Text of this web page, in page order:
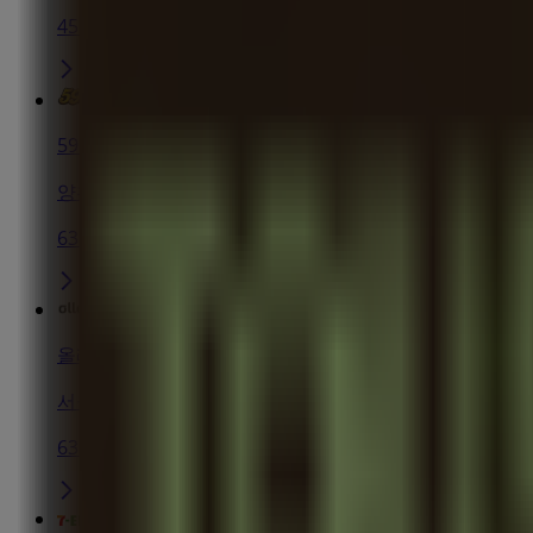
45 m
59쌀피자
양천구 오목로 151-1, 양천구
63 m
올레
서울특별시 양천구 오목로 151-1 1층 KT매장, 서울특별시
63 m